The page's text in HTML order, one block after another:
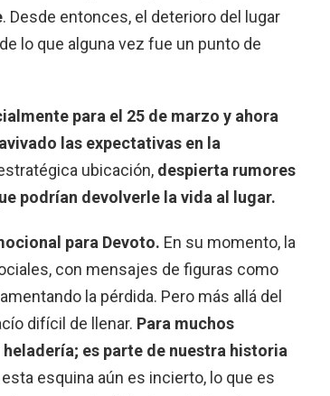
. Desde entonces, el deterioro del lugar
lo que alguna vez fue un punto de
para el 25 de marzo y ahora
las expectativas en la
ubicación, despierta rumores
podrían devolverle la vida al lugar.
para Devoto. En su momento, la
con mensajes de figuras como
la pérdida. Pero más allá del
difícil de llenar. Para muchos
es parte de nuestra historia
esquina aún es incierto, lo que es